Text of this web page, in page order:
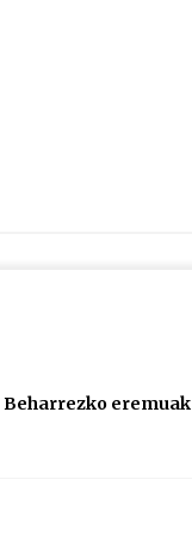
Beharrezko eremuak